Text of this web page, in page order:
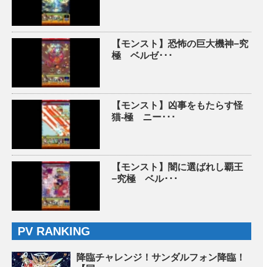
【モンスト】恐怖の巨大機神−究
極 ベルゼ･･･
【モンスト】凶事をもたらす怪
猫-極 ニー･･･
【モンスト】闇に選ばれし覇王
−究極 ベル･･･
PV RANKING
降臨チャレンジ！サンダルフォン降臨！